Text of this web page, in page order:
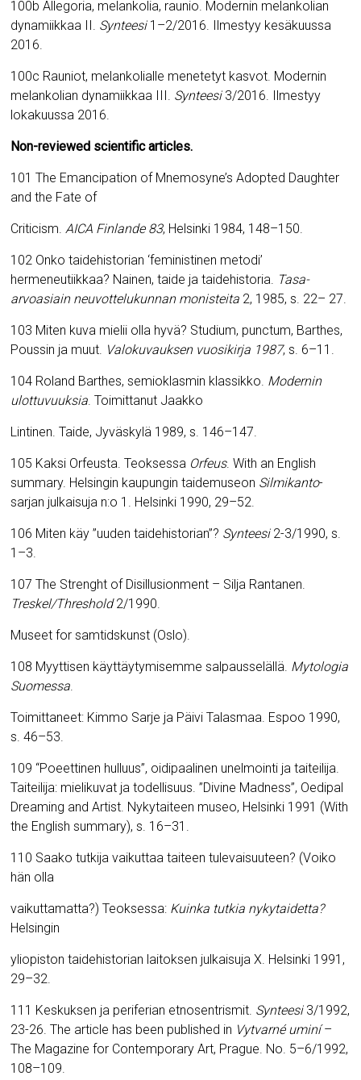
100bAllegoria, melankolia, raunio. Modernin melankolian
dynamiikkaa II. Synteesi1 –2/2016. Ilmestyy kesäkuussa
2016.
100c Rauniot, melankolialle menetetyt kasvot. Modernin
melankolian dynamiikkaa III. Synteesi 3/2016. Ilmestyy
lokakuussa 2016.
Non-reviewed scientific articles.
101The Emancipation of Mnemosyne’s Adopted Daughter
and the Fate of
Criticism.AICA Finlande 83, Helsinki 1984, 148–150.
102 Onko taidehistorian ‘feministinen metodi’
hermeneutiikkaa? Nainen, taide ja taidehistoria. Tasa-
arvoasiain neuvottelukunnan monisteita 2, 1985, s. 22– 27.
103 Miten kuva mielii olla hyvä? Studium, punctum, Barthes,
Poussin ja muut. Valokuvauksen vuosikirja 1987, s. 6–11.
104 Roland Barthes, semioklasmin klassikko. Modernin
ulottuvuuksia. Toimittanut Jaakko
Lintinen. Taide, Jyväskylä 1989, s. 146–147.
105 Kaksi Orfeusta.Teoksessa Orfeus. With an English
summary. Helsingin kaupungin taidemuseon Silmikanto-
sarjan julkaisuja n:o 1. Helsinki 1990, 29–52.
106 Miten käy ”uuden taidehistorian”? Synteesi 2-3/1990, s.
1–3.
107 The Strenght of Disillusionment – Silja Rantanen.
Treskel/Threshold2/1990.
Museet for samtidskunst (Oslo).
108 Myyttisen käyttäytymisemme salpausselällä. Mytologia
Suomessa.
Toimittaneet: Kimmo Sarje ja Päivi Talasmaa. Espoo 1990,
s. 46–53.
109 “Poeettinen hulluus”, oidipaalinen unelmointi ja taiteilija.
Taiteilija: mielikuvat ja todellisuus. ”Divine Madness”, Oedipal
Dreaming and Artist. Nykytaiteen museo, Helsinki 1991 (With
the English summary), s. 16–31.
110 Saako tutkija vaikuttaa taiteen tulevaisuuteen? (Voiko
hän olla
vaikuttamatta?) Teoksessa: Kuinka tutkia nykytaidetta?
Helsingin
yliopiston taidehistorian laitoksen julkaisuja X. Helsinki 1991,
29–32.
111 Keskuksen ja periferian etnosentrismit. Synteesi 3/1992,
23-26. The article has been published in Vytvarné uminí–
The Magazine for Contemporary Art, Prague. No. 5–6/1992,
108–109.